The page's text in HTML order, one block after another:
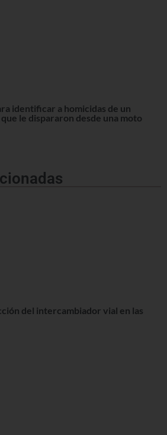
identificar a homicidas de un
le dispararon desde una moto
del intercambiador vial en las